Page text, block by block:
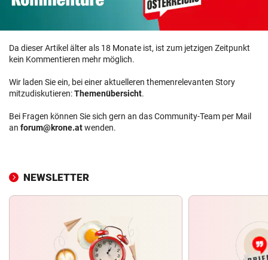
Da dieser Artikel älter als 18 Monate ist, ist zum jetzigen Zeitpunkt
kein Kommentieren mehr möglich.
Wir laden Sie ein, bei einer aktuelleren themenrelevanten Story
mitzudiskutieren:Themenübersicht.
Bei Fragen können Sie sich gern an das Community-Team per Mail
an forum@krone.atwenden.
NEWSLETTER